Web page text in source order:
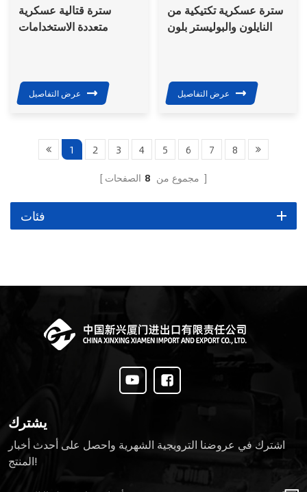
سترة قتالية عسكرية
متعددة الاستخدامات
عرض التفاصيل
سترة عسكرية تكتيكية من
النايلون والبوليستر بلون
عرض التفاصيل
1 2 3 4 5 6 7
8
مجموع من 8
فئات
يشترك
اشترك في عروضنا الترويجية الشهرية واحصل على أحدث أخبار
المنتج!